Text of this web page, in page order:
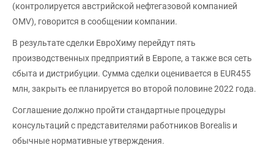
(контролируется австрийской нефтегазовой компанией
OMV), говорится в сообщении компании.
В результате сделки ЕвроХиму перейдут пять
производственных предприятий в Европе, а также вся сеть
сбыта и дистрибуции. Сумма сделки оценивается в EUR455
млн, закрыть ее планируется во второй половине 2022 года.
Соглашение должно пройти стандартные процедуры
консультаций с представителями работников Borealis и
обычные нормативные утверждения.